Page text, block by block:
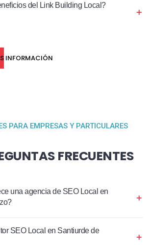
del Link Building Local?
INFORMACIÓN
PARA EMPRESAS Y PARTICULARES
FRECUENTES
una agencia de SEO Local en
SEO Local en Santiurde de